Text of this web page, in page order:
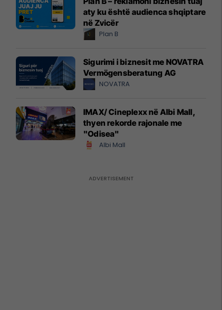
aty ku është audienca shqiptare
në Zvicër
Plan B
Sigurimi i biznesit me NOVATRA
Vermögensberatung AG
NOVATRA
IMAX/ Cineplexx në Albi Mall,
thyen rekorde rajonale me
"Odisea"
Albi Mall